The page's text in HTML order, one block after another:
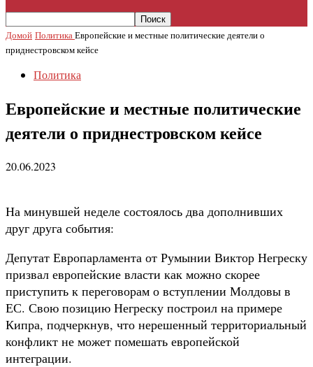
Домой ПолитикаЕвропейские и местные политические деятели о
приднестровском кейсе
Политика
Европейские и местные политические
деятели о приднестровском кейсе
20.06.2023
На минувшей неделе состоялось два дополнивших
друг друга события:
Депутат Европарламента от Румынии Виктор Негреску
призвал европейские власти как можно скорее
приступить к переговорам о вступлении Молдовы в
ЕС. Свою позицию Негреску построил на примере
Кипра, подчеркнув, что нерешенный территориальный
конфликт не может помешать европейской
интеграции.